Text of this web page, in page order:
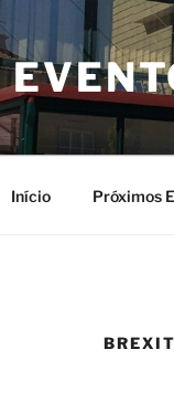
Início Próximos